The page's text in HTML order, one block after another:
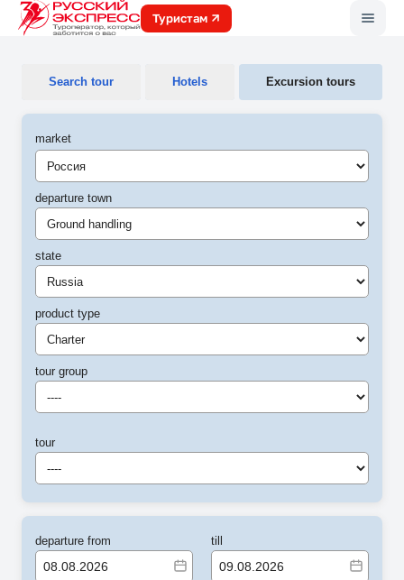
Туристам
Search tour Hotels Excursion tours
market
departure town
Ground handling
state
Russia
product type
Charter
tour group
----
tour
----
departure from till